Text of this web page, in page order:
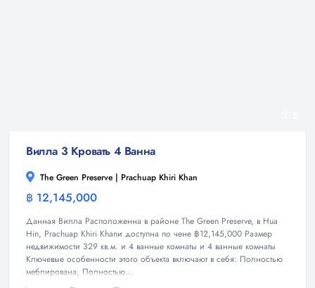
Вилла 3 Кровать 4 Ванна
The Green Preserve | Prachuap Khiri Khan
฿ 12,145,000
Данная Вилла Расположенна в районе The Green Preserve, в Hua
Hin, Prachuap Khiri Khanи доступна по чене ฿12,145,000 Размер
недвижимости 329 кв.м. и 4 ванные комнаты и 4 ванные комнаты
Ключевые особенности этого объекта включают в себя: Полностью
меблирована, Полностью...